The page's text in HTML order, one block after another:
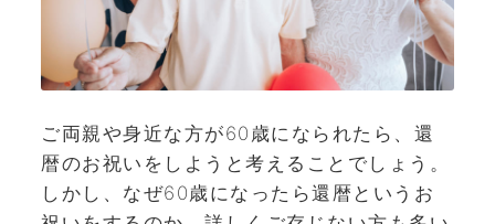
ご両親や身近な方が60歳になられたら、還
暦のお祝いをしようと考えることでしょう。
しかし、なぜ60歳になったら還暦というお